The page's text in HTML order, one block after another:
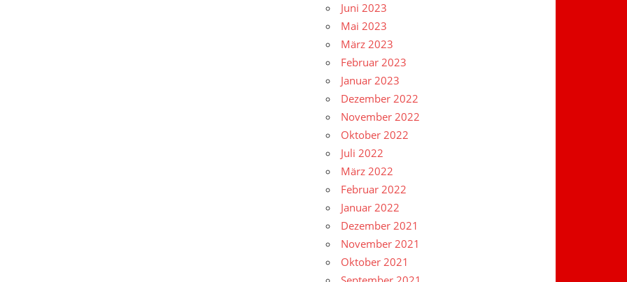
Juni 2023
Mai 2023
März 2023
Februar 2023
Januar 2023
Dezember 2022
November 2022
Oktober 2022
Juli 2022
März 2022
Februar 2022
Januar 2022
Dezember 2021
November 2021
Oktober 2021